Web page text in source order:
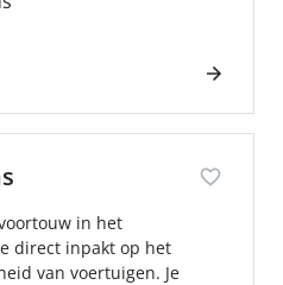
in het
direct inpakt op het
van voertuigen. Je